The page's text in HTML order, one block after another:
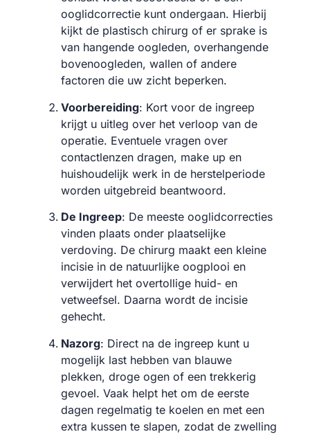
ooglidcorrectie kunt ondergaan. Hierbij
kijkt de plastisch chirurg of er sprake is
van hangende oogleden, overhangende
bovenoogleden, wallen of andere
factoren die uw zicht beperken.
Voorbereiding: Kort voor de ingreep
krijgt u uitleg over het verloop van de
operatie. Eventuele vragen over
contactlenzen dragen, make up en
huishoudelijk werk in de herstelperiode
worden uitgebreid beantwoord.
De Ingreep: De meeste ooglidcorrecties
vinden plaats onder plaatselijke
verdoving. De chirurg maakt een kleine
incisie in de natuurlijke oogplooi en
verwijdert het overtollige huid- en
vetweefsel. Daarna wordt de incisie
gehecht.
Nazorg: Direct na de ingreep kunt u
mogelijk last hebben van blauwe
plekken, droge ogen of een trekkerig
gevoel. Vaak helpt het om de eerste
dagen regelmatig te koelen en met een
extra kussen te slapen, zodat de zwelling